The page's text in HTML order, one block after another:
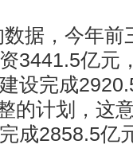
据，今年前
3441.5亿元
设完成
的计划，这
成2858.5亿